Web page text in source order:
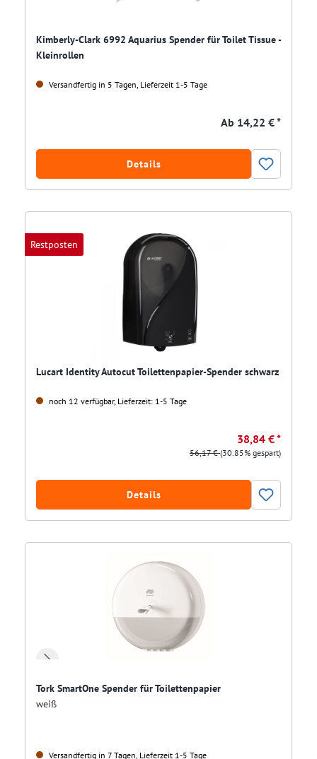
Kimberly-Clark 6992 Aquarius Spender für Toilet Tissue -
Kleinrollen
Versandfertig in 5 Tagen, Lieferzeit 1-5 Tage
Ab 14,22 € *
Details
Restposten
Lucart Identity Autocut Toilettenpapier-Spender schwarz
noch 12 verfügbar, Lieferzeit: 1-5 Tage
38,84 € *
56,17 €(30.85% gespart)
Details
Tork SmartOne Spender für Toilettenpapier
weiß
Versandfertig in 7 Tagen, Lieferzeit 1-5 Tage